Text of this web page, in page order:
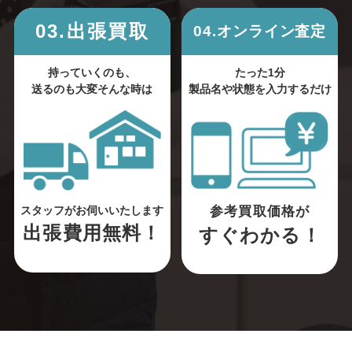
03.出張買取
持っていくのも、
送るのも大変そんな時は
スタッフがお伺いいたします
出張費用無料！
04.オンライン査定
たった1分
製品名や状態を入力するだけ
参考買取価格が
すぐわかる！